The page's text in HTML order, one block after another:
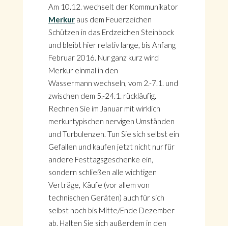
Am 10.12. wechselt der Kommunikator
Merkuraus dem Feuerzeichen
Schützen in das Erdzeichen Steinbock
und bleibt hier relativ lange, bis Anfang
Februar 2016. Nur ganz kurz wird
Merkur einmal in den
Wassermann wechseln, vom 2.-7.1. und
zwischen dem 5.-24.1. rückläufig.
Rechnen Sie im Januar mit wirklich
merkurtypischen nervigen Umständen
und Turbulenzen. Tun Sie sich selbst ein
Gefallen und kaufen jetzt nicht nur für
andere Festtagsgeschenke ein,
sondern schließen alle wichtigen
Verträge, Käufe (vor allem von
technischen Geräten) auch für sich
selbst noch bis Mitte/Ende Dezember
ab. Halten Sie sich außerdem in den